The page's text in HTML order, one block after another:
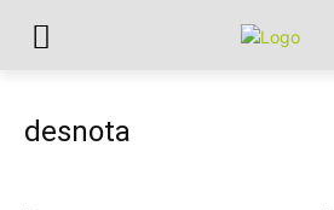
desnota